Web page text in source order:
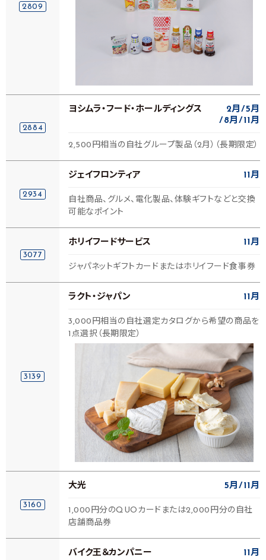
2809
2884
ヨシムラ・フード・ホールディングス 2月
5月
8月
11月
2,500円相当の自社グループ製品（2月）（長期限定）
2934
ジェイフロンティア 11月
自社商品、グルメ、電化製品、体験ギフトなどと交換
可能なポイント
3077
ホリイフードサービス 11月
ジャパネットギフトカードまたはホリイフード食事券
3139
ラクト・ジャパン 11月
3,000円相当の自社選定カタログから希望の商品を
1点選択（長期限定）
3160
大光 5月 11月
1,000円分のQUOカードまたは2,000円分の自社
店舗商品券
バイク王＆カンパニー 11月